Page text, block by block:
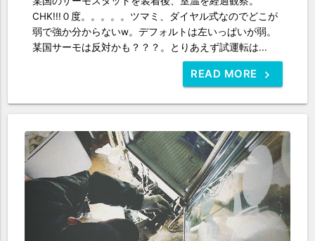
CHK!!!０度。。。。。ツマミ、ダイヤル式なのでどこが
弱で強か分からないw。デフォルトは左いっぱいが弱。
某国サーモは反対かも？？？。とりあえず試運転は...
READ MORE